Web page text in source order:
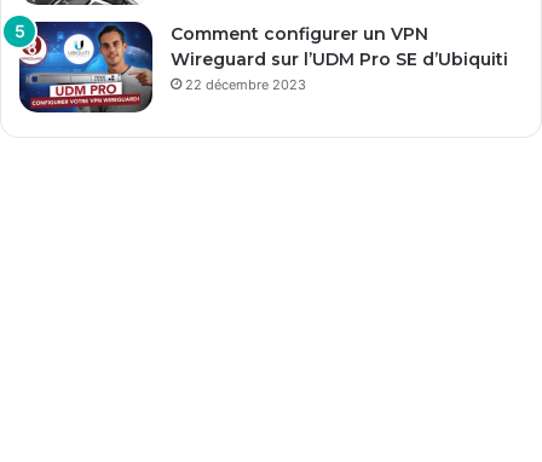
Comment configurer un VPN
Wireguard sur l’UDM Pro SE d’Ubiquiti
22 décembre 2023